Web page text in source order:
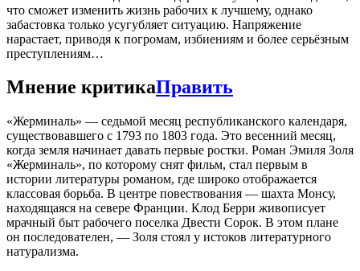
что сможет изменить жизнь рабочих к лучшему, однако
забастовка только усугубляет ситуацию. Напряжение
нарастает, приводя к погромам, избиениям и более серьёзным
преступлениям…
Мнение критикаПравить
«Жерминаль» — седьмой месяц республиканского календаря,
существовавшего с 1793 по 1803 года. Это весенний месяц,
когда земля начинает давать первые ростки. Роман Эмиля Золя
«Жерминаль», по которому снят фильм, стал первым в
истории литературы романом, где широко отображается
классовая борьба. В центре повествования — шахта Монсу,
находящаяся на севере Франции. Клод Берри живописует
мрачный быт рабочего поселка Двести Сорок. В этом плане
он последователен, — Золя стоял у истоков литературного
натурализма.